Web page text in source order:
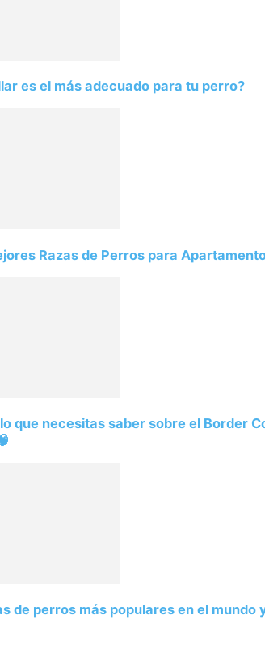
es el más adecuado para tu perro?
Razas de Perros para
lo que necesitas saber sobre el Border
de perros más populares en el